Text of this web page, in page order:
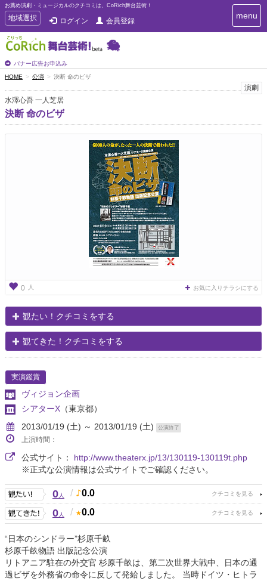
お薦め演劇・ミュージカルのクチコミは、CoRich舞台芸術！
T
o
g
g
e
n
a
v
i
g
地域選択 ログイン 会員登録
バナー広告お申込み
T
o
i
g
menu
HOME 公演 決断 命のビザ
演劇
水澤心吾 一人芝居
決断 命のビザ
0 人 お気に入りチラシにする
観たい！クチコミをする
観てきた！クチコミをする
実演鑑賞
ヴィジョン企画
シアターX （東京都）
2013/01/19 (土) ～ 2013/01/19 (土)
公演終了
上演時間：
公式サイト： http://www.theaterx.jp/13/130119-130119t.php
※正式な公演情報は公式サイトでご確認ください。
0人 / 0.0
0人 / 0.0
“日本のシンドラー”杉原千畝
杉原千畝物語 出版記念公演
リトアニア駐在の外交官 杉原千畝は、第二次世界大戦中、日本の通
過ビザを外務省の命令に反して発給しました。 当時ドイツ・ヒトラ